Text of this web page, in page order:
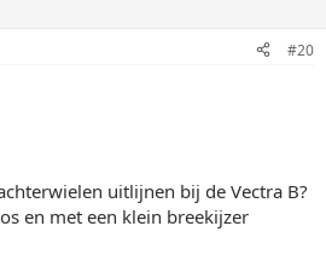
#20
uitlijnen bij de Vectra B?
en met een klein breekijzer